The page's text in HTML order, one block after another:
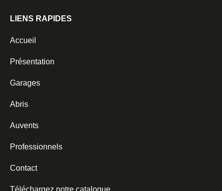
LIENS RAPIDES
Accueil
Présentation
Garages
Abris
Auvents
Professionnels
Contact
Téléchargez notre catalogue